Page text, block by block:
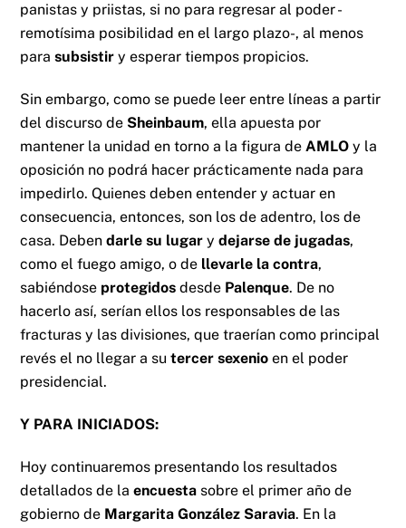
panistas y priistas, si no para regresar al poder -
remotísima posibilidad en el largo plazo-, al menos
parasubsistir y esperar tiempos propicios.
Sin embargo, como se puede leer entre líneas a partir
del discurso de Sheinbaum, ella apuesta por
mantener la unidad en torno a la figura deAMLO y la
oposición no podrá hacer prácticamente nada para
impedirlo. Quienes deben entender y actuar en
consecuencia, entonces, son los de adentro, los de
casa. Debendarle su lugar ydejarse de jugadas,
como el fuego amigo, o de llevarle la contra,
sabiéndose protegidos desde Palenque. De no
hacerlo así, serían ellos los responsables de las
fracturas y las divisiones, que traerían como principal
revés el no llegar a sutercer sexenio en el poder
presidencial.
Y PARA INICIADOS:
Hoy continuaremos presentando los resultados
detallados de laencuesta sobre el primer año de
gobierno de Margarita González Saravia. En la